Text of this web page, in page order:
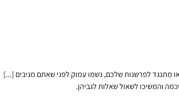
מתנגד לפרשנות שלכם, נשמו עמוק לפני שאתם מגיבים [...]
והמשיכו לשאול שאלות לגביהן.